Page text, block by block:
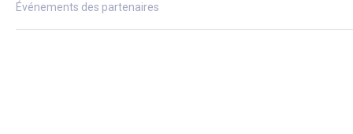
Événements des partenaires